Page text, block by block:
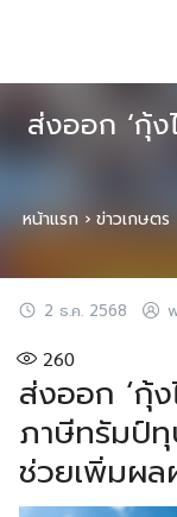
ส่งออก ‘กุ้
หน้าแรก › ข่าวเกษตร
2 ธ.ค. 2568
260
ส่งออก ‘กุ้
ภาษีทรัมป์
ช่วยเพิ่มผ